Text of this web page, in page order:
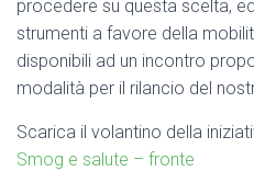
procedere su questa scelta,
strumenti a favore della
disponibili ad un incontro
modalità per il rilancio del
Scarica il volantino della
Smog e salute – fronte